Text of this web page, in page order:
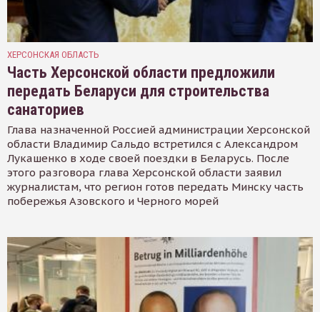
ХЕРСОНСКАЯ ОБЛАСТЬ
Часть Херсонской области предложили
передать Беларуси для строительства
санаториев
Глава назначенной Россией администрации Херсонской
области Владимир Сальдо встретился с Александром
Лукашенко в ходе своей поездки в Беларусь. После
этого разговора глава Херсонской области заявил
журналистам, что регион готов передать Минску часть
побережья Азовского и Черного морей